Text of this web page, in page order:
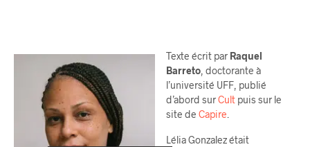
Texte écrit par Raquel
Barreto , doctorante à
l’université UFF, publié
d’abord surCult puis sur le
site de Capire
Lélia Gonzalez était